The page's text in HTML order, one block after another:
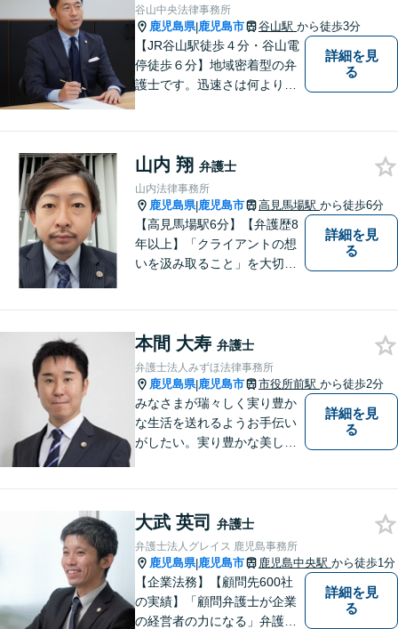
谷山中央法律事務所
鹿児島県|鹿児島市 谷山駅 から徒歩3分
【JR谷山駅徒歩４分・谷山電
停徒歩６分】地域密着型の弁
護士です。迅速さは何よりの
詳細を見
る
山内 翔 弁護士
山内法律事務所
鹿児島県|鹿児島市 高見馬場駅 から徒歩6分
【高見馬場駅6分】【弁護歴8
年以上】「クライアントの想
いを汲み取ること」を大切に
いく解決になるよう、精一杯
尽力いたします。【対応分野
多数！】
詳細を見
る
本間 大寿 弁護士
弁護士法人みずほ法律事務所
鹿児島県|鹿児島市 市役所前駅 から徒歩2分
みなさまが瑞々しく実り豊か
な生活を送れるようお手伝い
がしたい。実り豊かな美しい
なさまと一緒に成長させてい
ただきたい。それが私たち，
みずほ法律事務所の思いで
す。
詳細を見
る
大武 英司 弁護士
弁護士法人グレイス 鹿児島事務所
鹿児島県|鹿児島市 鹿児島中央駅 から徒歩1分
【企業法務】【顧問先600社
の実績】「顧問弁護士が企業
の経営者の力になる」弁護士
詳細を見
る